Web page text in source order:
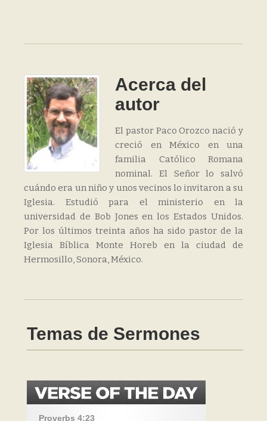
Acerca del
autor
El pastor Paco Orozco nació y
creció en México en una
familia Católico Romana
nominal. El Señor lo salvó
cuándo era un niño y unos vecinos lo invitaron a su
Iglesia. Estudió para el ministerio en la
universidad de Bob Jones en los Estados Unidos.
Por los últimos treinta años ha sido pastor de la
Iglesia Bíblica Monte Horeb en la ciudad de
Hermosillo, Sonora, México.
Temas de Sermones